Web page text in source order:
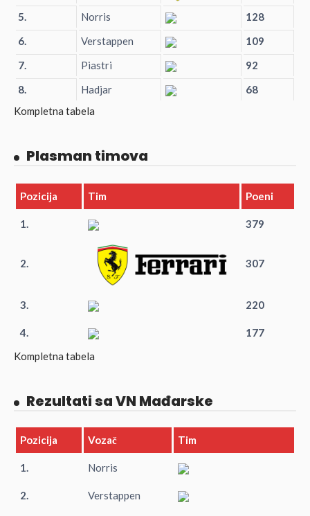
5. Norris
128
6.
Verstappen
109
7.
Piastri
92
8.
Hadjar
68
Kompletna tabela
Plasman timova
Pozicija Tim Poeni
1. 379
2. 307
3. 220
4.
177
Kompletna tabela
Rezultati sa VN Mađarske
Pozicija Vozač Tim
1. Norris
2. Verstappen